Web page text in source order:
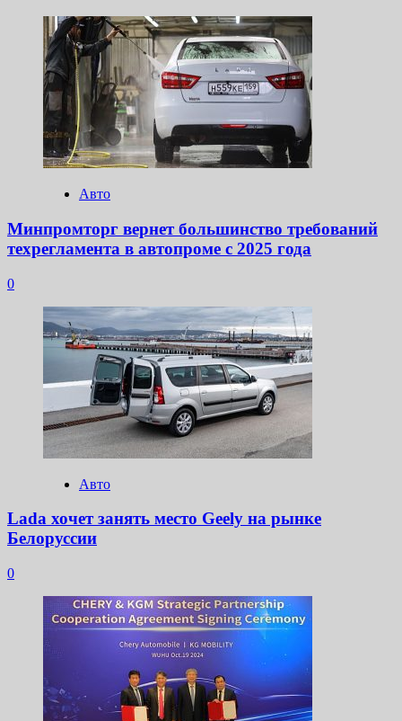
Авто
Минпромторг вернет большинство требований
техрегламента в автопроме с 2025 года
0
Авто
Lada хочет занять место Geely на рынке
Белоруссии
0